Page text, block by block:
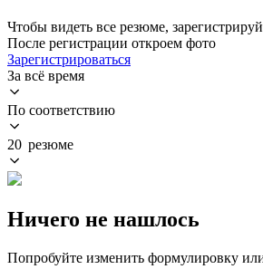
Чтобы видеть все резюме,
После регистрации откроем фото
Зарегистрироваться
За всё время
По соответствию
20 резюме
Ничего не нашлось
Попробуйте изменить формулировку